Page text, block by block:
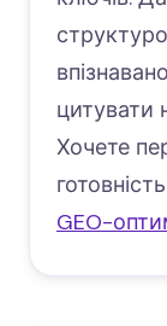
цитувати
Хочете
GEO-